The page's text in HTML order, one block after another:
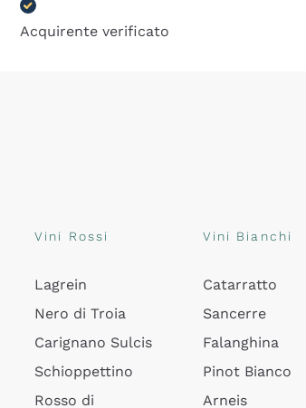
Acquirente verificato
Vini Rossi
Lagrein
Nero di Troia
Carignano Sulcis
Schioppettino
Rosso di
Vini Bianchi
Catarratto
Sancerre
Falanghina
Pinot Bianco
Arneis